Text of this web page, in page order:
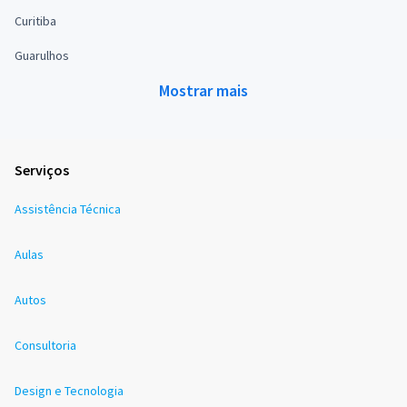
Curitiba
Guarulhos
Mostrar mais
Serviços
Assistência Técnica
Aulas
Autos
Consultoria
Design e Tecnologia